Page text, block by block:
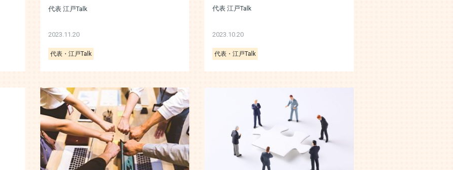
代表 江戸Talk
2023.11.20
代表・江戸Talk
代表 江戸Talk
2023.10.20
代表・江戸Talk